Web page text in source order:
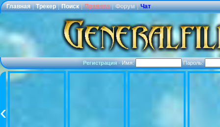
Главная | Трекер | Поиск | Правила | Форум | Чат
Регистрация·Имя: Пароль: